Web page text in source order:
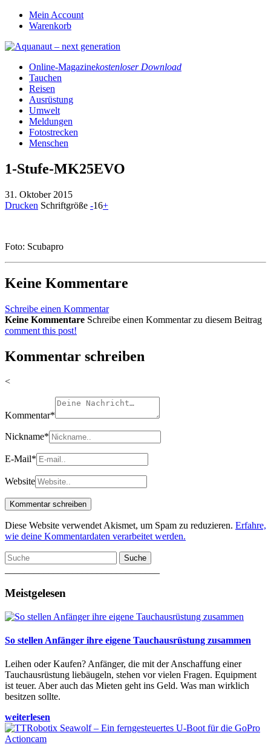
Mein Account
Warenkorb
Online-Magazinekostenloser Download
Tauchen
Reisen
Ausrüstung
Umwelt
Meldungen
Fotostrecken
Menschen
1-Stufe-MK25EVO
31. Oktober 2015
Drucken Schriftgröße -16+
Foto: Scubapro
Keine Kommentare
Schreibe einen Kommentar
Keine Kommentare Schreibe einen Kommentar zu diesem Beitrag
comment this post!
Kommentar schreiben
<
Kommentar*
Nickname*
E-Mail*
Website
Diese Website verwendet Akismet, um Spam zu reduzieren. Erfahre,
wie deine Kommentardaten verarbeitet werden.
Suche
Meistgelesen
So stellen Anfänger ihre eigene Tauchausrüstung zusammen
Leihen oder Kaufen? Anfänger, die mit der Anschaffung einer
Tauchausrüstung liebäugeln, stehen vor vielen Fragen. Equipment
ist teuer. Aber auch das Mieten geht ins Geld. Was man wirklich
besitzen sollte.
weiterlesen